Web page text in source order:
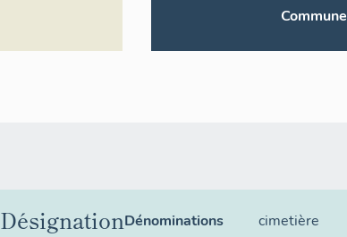
Commune
DésignationDénominations
cimetière